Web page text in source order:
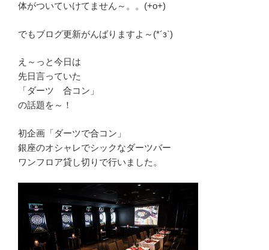
体がついていけてません～。。(+o+)
でもブログ更新がんばりますよ～(*´з`)
え～っと今日は
先日言っていた
「ダーツ 合コン」
の話題を～！
初企画「ダーツで合コン」
銀座のオシャレでシックなダーツバー
ワンフロア貸し切りで行いました。